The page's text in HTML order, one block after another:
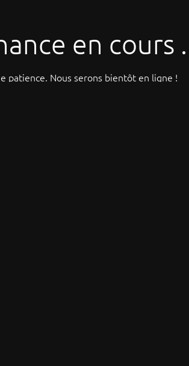
en cours
patience. Nous serons bientôt en ligne !